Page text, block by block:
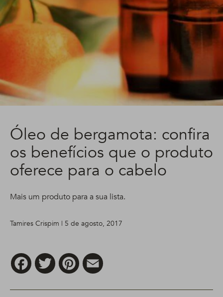
Óleo de bergamota: confira
os benefícios que o produto
oferece para o cabelo
Mais um produto para a sua lista.
Tamires Crispim | 5 de agosto, 2017
FacebookTwitter Pinterest